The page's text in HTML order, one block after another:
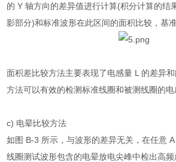
的 Y轴方向的差异值进行计算(积分计算的结
影部分)和标准波形在此区间的面积比较，基
面积差比较方法主要表现了电感量 L 的差异
方法可以有效的检测标准线圈和被测线圈的电
c) 电晕比较方法
如图 B-3 所示，与波形的差异无关，在任意 A
线圈测试波形包含的电晕放电尖峰中检出高